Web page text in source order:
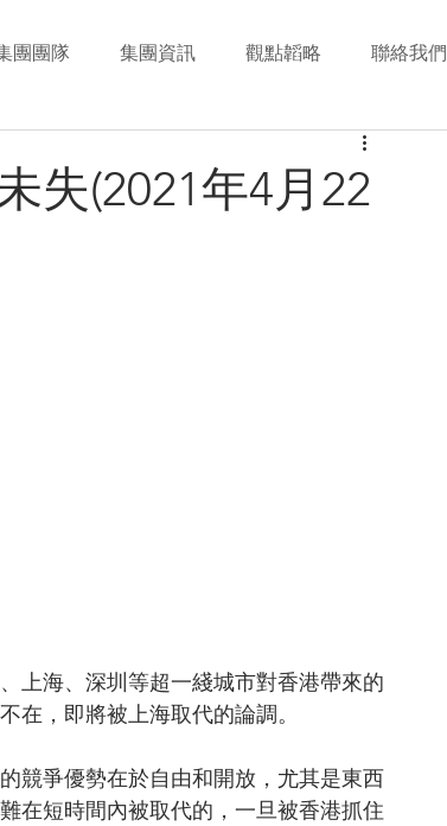
團團隊 集團資訊 觀點韜略 聯絡我們
失(2021年4月22
上海、深圳等超一綫城市對香港帶來的
在，即將被上海取代的論調。
競爭優勢在於自由和開放，尤其是東西
在短時間內被取代的，一旦被香港抓住